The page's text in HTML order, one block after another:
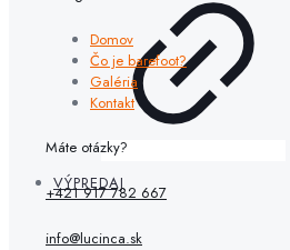
VÝPREDAJ
Domov
Čo je barefoot?
Galéria
Kontakt
Máte otázky?
+421 917 782 667
info@lucinca.sk